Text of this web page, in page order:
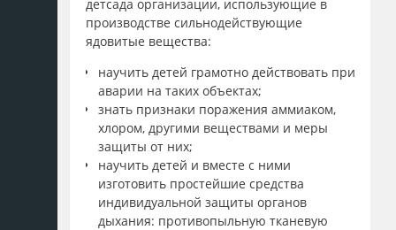
детсада организации, использующие в
производстве сильнодействующие
ядовитые вещества:
научить детей грамотно действовать при
аварии на таких объектах;
знать признаки поражения аммиаком,
хлором, другими веществами и меры
защиты от них;
научить детей и вместе с ними
изготовить простейшие средства
индивидуальной защиты органов
дыхания: противопыльную тканевую